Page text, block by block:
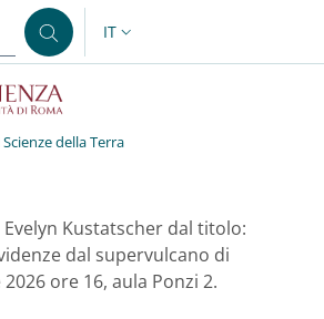
SELETTORE LINGUA:
IT
della Terra
Kustatscher dal titolo:
dal supervulcano di
ore 16, aula Ponzi 2.